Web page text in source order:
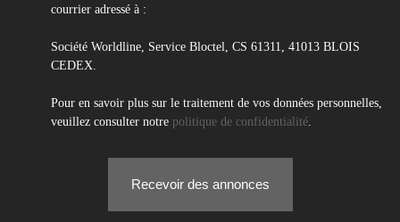
courrier adressé à :
Société Worldline, Service Bloctel, CS 61311, 41013 BLOIS
CEDEX.
Pour en savoir plus sur le traitement de vos données personnelles,
veuillez consulter notre politique de confidentialité
Recevoir des annonces